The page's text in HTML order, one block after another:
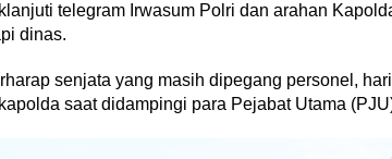
telegram Irwasum Polri dan arahan
dinas.
senjata yang masih dipegang personel,
saat didampingi para Pejabat Utama